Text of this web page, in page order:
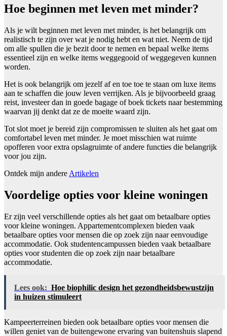
Hoe beginnen met leven met minder?
Als je wilt beginnen met leven met minder, is het belangrijk om
realistisch te zijn over wat je nodig hebt en wat niet. Neem de tijd
om alle spullen die je bezit door te nemen en bepaal welke items
essentieel zijn en welke items weggegooid of weggegeven kunnen
worden.
Het is ook belangrijk om jezelf af en toe toe te staan ​​om luxe items
aan te schaffen die jouw leven verrijken. Als je bijvoorbeeld graag
reist, investeer dan in goede bagage of boek tickets naar bestemming
waarvan jij denkt dat ze de moeite waard zijn.
Tot slot moet je bereid zijn compromissen te sluiten als het gaat om
comfortabel leven met minder. Je moet misschien wat ruimte
opofferen voor extra opslagruimte of andere functies die belangrijk
voor jou zijn.
Ontdek mijn andere Artikelen
Voordelige opties voor kleine woningen
Er zijn veel verschillende opties als het gaat om betaalbare opties
voor kleine woningen. Appartementcomplexen bieden vaak
betaalbare opties voor mensen die op zoek zijn naar eenvoudige
accommodatie. Ook studentencampussen bieden vaak betaalbare
opties voor studenten die op zoek zijn naar betaalbare
accommodatie.
Lees ook: Hoe biophilic design het gezondheidsbewustzijn
in huizen stimuleert
Kampeerterreinen bieden ook betaalbare opties voor mensen die
willen geniet van de buitengewone ervaring van buitenshuis slapend